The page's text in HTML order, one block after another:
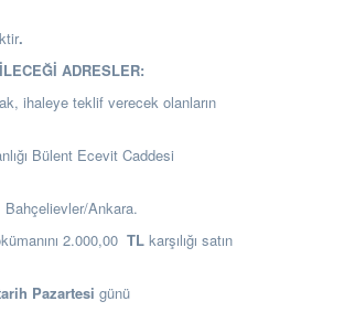
.
ADRESLER:
ihaleye teklif verecek olanların
Bülent Ecevit Caddesi
Ankara.
2.000,00 TLkarşılığı satın
Pazartesi günü